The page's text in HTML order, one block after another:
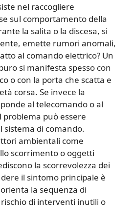
nel raccogliere
sul comportamento della
la salita o la discesa, si
emette rumori anomali,
al comando elettrico? Un
si manifesta spesso con
o con la porta che scatta e
corsa. Se invece la
al telecomando o al
può essere
sistema di comando.
ambientali come
scorrimento o oggetti
la scorrevolezza dei
il sintomo principale è
la sequenza di
di interventi inutili o